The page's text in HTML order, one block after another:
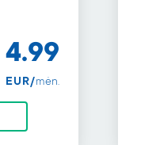
4.99
EUR/mėn.